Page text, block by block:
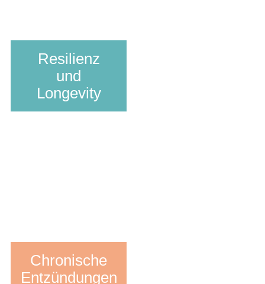
Resilienz
und
Longevity
Chronische
Entzündungen